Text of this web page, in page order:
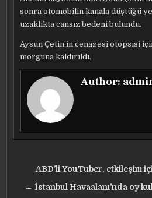
sonra otomobilin kanala düştüğü
uzaklıkta cansız bedeni bulundu.
Aysun Çetin’in cenazesi otopsisi
morguna kaldırıldı.
Author:
Yazı
gezinmesi
ABD’li YouTuber, etkileşim
← İstanbul Havaalanı’nda oy